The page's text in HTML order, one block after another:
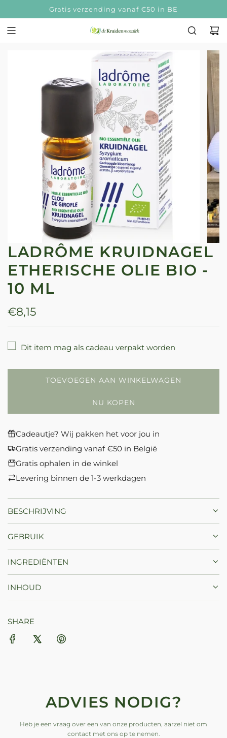
Gratis verzending vanaf €50 in BE
LADRÔME KRUIDNAGEL
ETHERISCHE OLIE BIO -
10 ML
Normale
prijs
€8,15
Dit item mag als cadeau verpakt worden
TOEVOEGEN AAN WINKELWAGEN
L
D
N
.
.
NU KOPEN
Cadeautje? Wij pakken het voor jou in
Gratis verzending vanaf €50 in België
Gratis ophalen in de winkel
Levering binnen de 1-3 werkdagen
BESCHRIJVING
GEBRUIK
INGREDIËNTEN
INHOUD
SHARE
ADVIES NODIG?
Heb je een vraag over een van onze producten, aarzel niet om
contact met ons op te nemen.